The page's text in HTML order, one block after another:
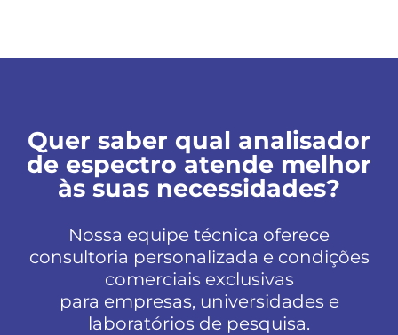
Quer saber qual analisador
de espectro atende melhor
às suas necessidades?
Nossa equipe técnica oferece
consultoria personalizada e condições
comerciais exclusivas
para empresas, universidades e
laboratórios de pesquisa.